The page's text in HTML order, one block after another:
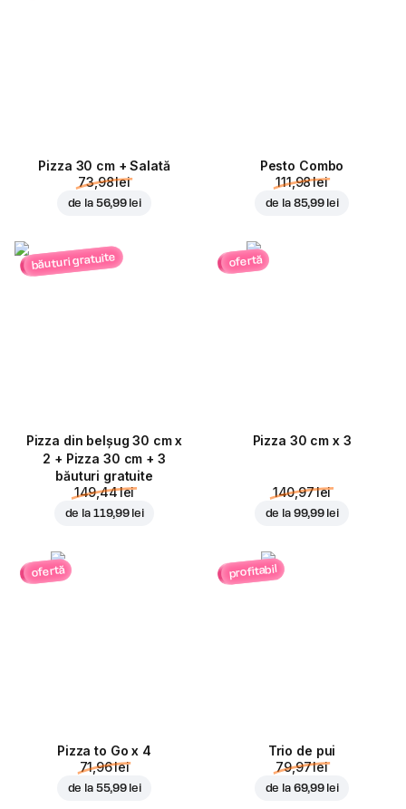
Pizza 30 cm + Salată
73,98 lei
de la 56,99 lei
Pesto Combo
111,98 lei
de la 85,99 lei
băuturi gratuite
Pizza din belșug 30 cm x
2 + Pizza 30 cm + 3
băuturi gratuite
149,44 lei
de la 119,99 lei
ofertă
Pizza 30 cm x 3
140,97 lei
de la 99,99 lei
ofertă
Pizza to Go x 4
71,96 lei
de la 55,99 lei
profitabil
Trio de pui
79,97 lei
de la 69,99 lei